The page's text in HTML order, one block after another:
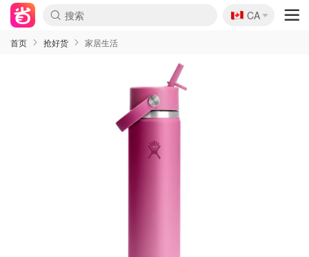
🇨🇦
CA
首页 抢好货 家居生活